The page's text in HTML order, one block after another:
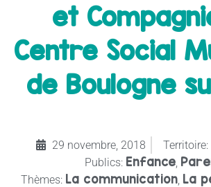
et
Centre Social
de Boulogne
29 novembre, 2018 Territoire:
Publics: Enfance
Thèmes: La communication La